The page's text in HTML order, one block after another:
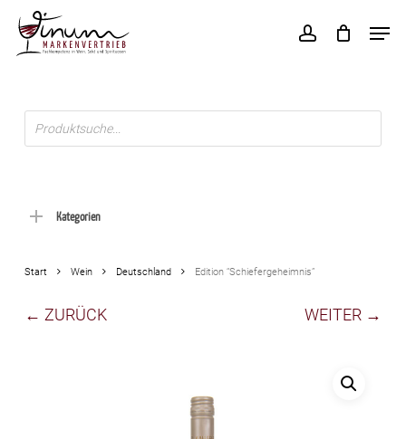
account
Products
search
Kategorien
Start Wein Deutschland Edition “Schiefergeheimnis”
← ZURÜCK WEITER →